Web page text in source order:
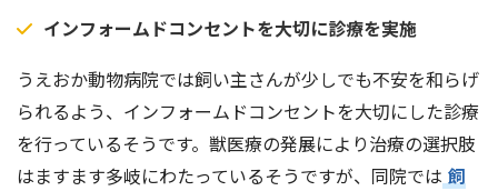
インフォームドコンセントを大切に診療を実施
うえおか動物病院では飼い主さんが少しでも不安を和らげ
られるよう、インフォームドコンセントを大切にした診療
を行っているそうです。獣医療の発展により治療の選択肢
はますます多岐にわたっているそうですが、同院では 飼